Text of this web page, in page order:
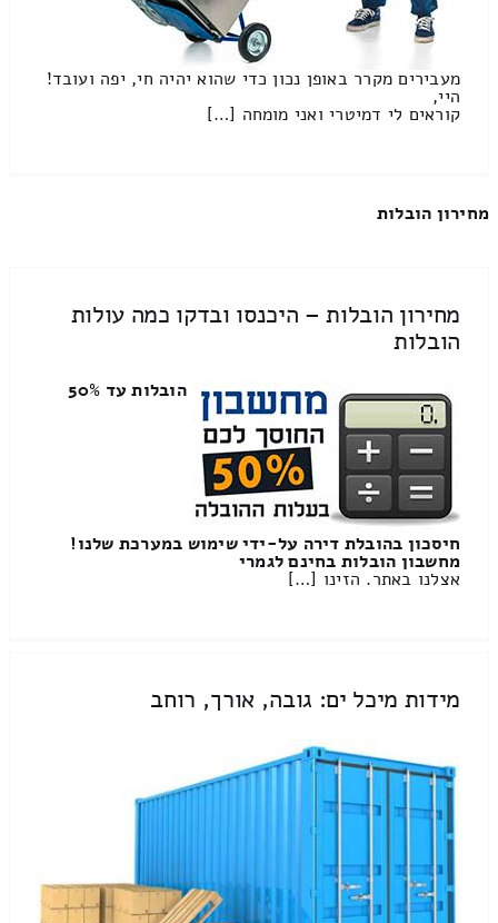
מעבירים מקרר באופן נכון כדי שהוא יהיה חי, יפה ועובד!
היי,
קוראים לי דמיטרי ואני מומחה […]
מחירון הובלות
מחירון הובלות – היכנסו ובדקו כמה עולות
הובלות
הובלות עד 50%
חיסכון בהובלת דירה על-ידי שימוש במערכת שלנו!
מחשבון הובלות בחינם לגמרי
אצלנו באתר. הזינו […]
מידות מיכל ים: גובה, אורך, רוחב